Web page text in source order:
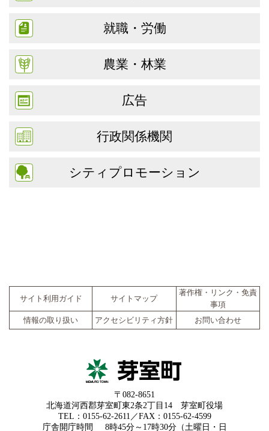
就職・労働
農業・林業
広告
行政関係機関
シティプロモーション
サイト利用ガイド サイトマップ
著作権・リンク・免責
事項
情報の取り扱い
アクセシビリティ方針 お問い合わせ
〒082-8651
北海道河西郡芽室町東2条2丁目14 芽室町役場
TEL：0155-62-2611／FAX：0155-62-4599
庁舎開庁時間
8時45分～17時30分（土曜日・日